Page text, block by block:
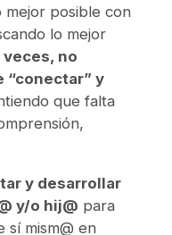
mejor posible con
lo mejor
veces, no
“conectar” y
que falta
y desarrollar
y/o hij@ para
sí mism@ en